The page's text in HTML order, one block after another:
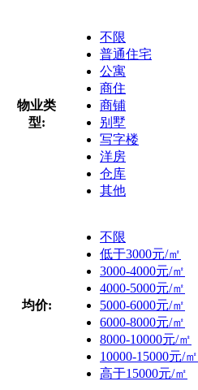
物业类
型:
不限
普通住宅
公寓
商住
商铺
别墅
写字楼
洋房
仓库
其他
均价:
不限
低于3000元/㎡
3000-4000元/㎡
4000-5000元/㎡
5000-6000元/㎡
6000-8000元/㎡
8000-10000元/㎡
10000-15000元/㎡
高于15000元/㎡